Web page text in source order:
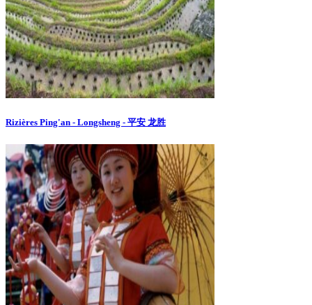
Rizières Ping'an - Longsheng - 平安 龙胜